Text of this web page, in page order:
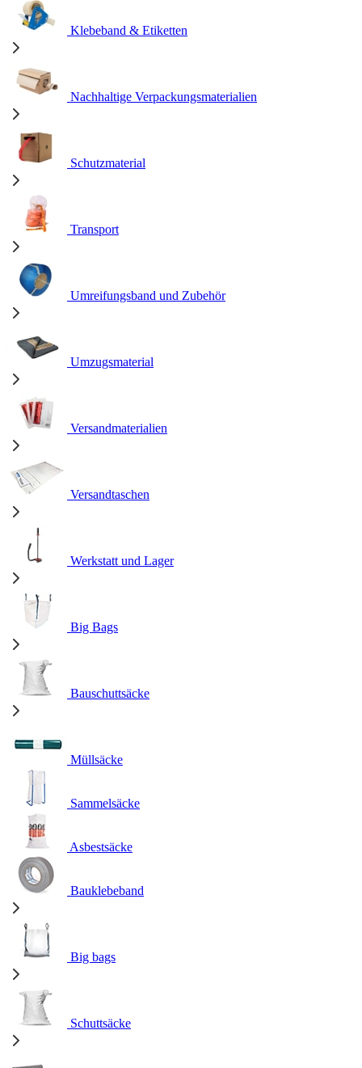
Klebeband & Etiketten
Nachhaltige Verpackungsmaterialien
Schutzmaterial
Transport
Umreifungsband und Zubehör
Umzugsmaterial
Versandmaterialien
Versandtaschen
Werkstatt und Lager
Big Bags
Bauschuttsäcke
Müllsäcke
Sammelsäcke
Asbestsäcke
Bauklebeband
Big bags
Schuttsäcke